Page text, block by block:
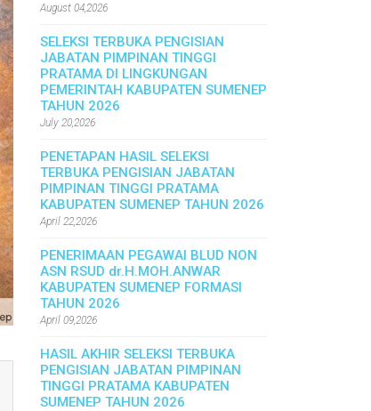
August 04,2026
SELEKSI TERBUKA PENGISIAN
JABATAN PIMPINAN TINGGI
PRATAMA DI LINGKUNGAN
PEMERINTAH KABUPATEN SUMENEP
TAHUN 2026
July 20,2026
PENETAPAN HASIL SELEKSI
TERBUKA PENGISIAN JABATAN
PIMPINAN TINGGI PRATAMA
KABUPATEN SUMENEP TAHUN 2026
April 22,2026
PENERIMAAN PEGAWAI BLUD NON
ASN RSUD dr.H.MOH.ANWAR
KABUPATEN SUMENEP FORMASI
TAHUN 2026
April 09,2026
HASIL AKHIR SELEKSI TERBUKA
PENGISIAN JABATAN PIMPINAN
TINGGI PRATAMA KABUPATEN
SUMENEP TAHUN 2026